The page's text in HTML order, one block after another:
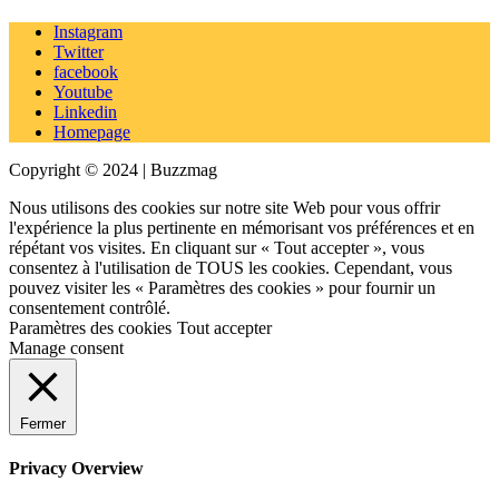
Instagram
Twitter
facebook
Youtube
Linkedin
Homepage
Copyright © 2024 | Buzzmag
Nous utilisons des cookies sur notre site Web pour vous offrir
l'expérience la plus pertinente en mémorisant vos préférences et en
répétant vos visites. En cliquant sur « Tout accepter », vous
consentez à l'utilisation de TOUS les cookies. Cependant, vous
pouvez visiter les « Paramètres des cookies » pour fournir un
consentement contrôlé.
Paramètres des cookies Tout accepter
Manage consent
Fermer
Privacy Overview